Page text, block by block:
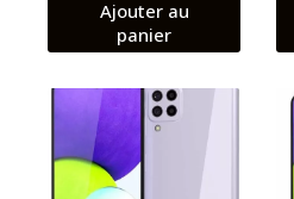
Ajouter au
panier